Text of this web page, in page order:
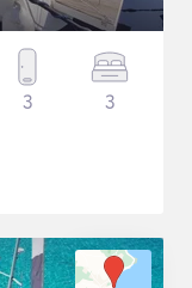
3 3